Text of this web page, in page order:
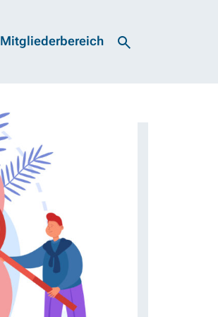
Mitgliederbereich